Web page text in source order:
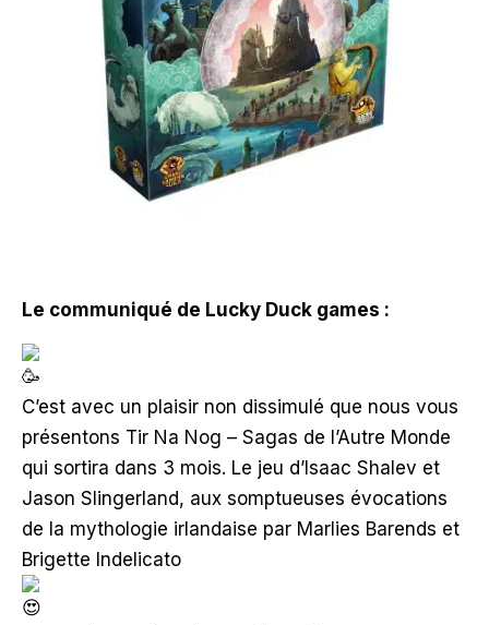
Le communiqué de Lucky Duck games :
C’est avec un plaisir non dissimulé que nous vous
présentons Tir Na Nog – Sagas de l’Autre Monde
qui sortira dans 3 mois. Le jeu d’Isaac Shalev et
Jason Slingerland, aux somptueuses évocations
de la mythologie irlandaise par Marlies Barends et
Brigette Indelicato